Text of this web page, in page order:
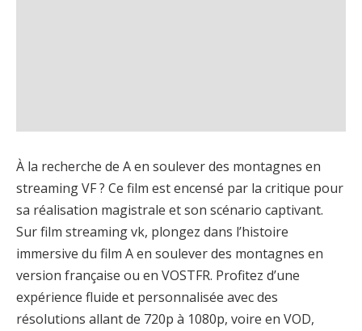
À la recherche de A en soulever des montagnes en
streaming VF ? Ce film est encensé par la critique pour
sa réalisation magistrale et son scénario captivant.
Sur film streaming vk, plongez dans l’histoire
immersive du film A en soulever des montagnes en
version française ou en VOSTFR. Profitez d’une
expérience fluide et personnalisée avec des
résolutions allant de 720p à 1080p, voire en VOD,